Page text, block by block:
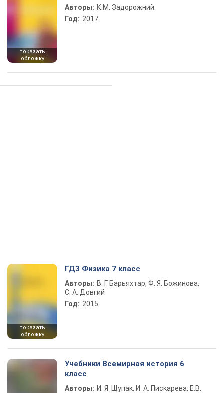
показать
обложку
Авторы: К.М. Задорожний
Год: 2017
показать
обложку
ГДЗ Физика 7 класс
Авторы: В. Г. Барьяхтар, Ф. Я. Божинова,
С. А. Довгий
Год: 2015
Учебники Всемирная история 6
класс
Авторы: И. Я. Щупак, И. А. Пискарева, Е.В.